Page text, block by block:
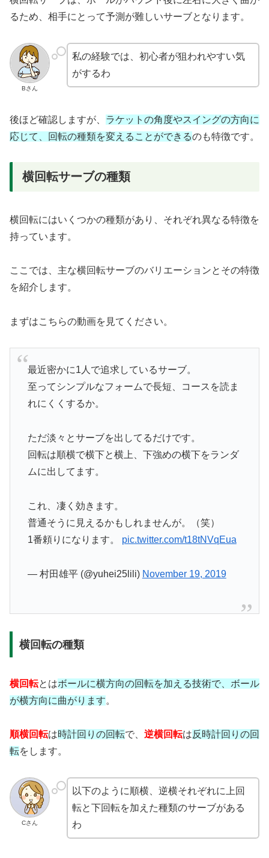
るため、相手にとって予測が難しいサーブとなります。
Bさん
私の経験では、初心者が狙われやすい気
がするわ
後ほど確認しますが、 ラケットの角度やスイングの方向に
応じて、回転の種類を変えることができるのも特徴です。
横回転サーブの種類
横回転にはいくつかの種類があり、それぞれ異なる特徴を
持っています。
ここでは、主な横回転サーブのバリエーションとその特徴
を紹介します。
まずはこちらの動画を見てください。
最近密かに1人で追求しているサーブ。
至ってシンプルなフォームで長短、コースを読ま
れにくくするか。
ただ淡々とサーブを出してるだけです。
回転は順横で横下と横上、下強めの横下をランダ
ムに出してます。
これ、凄く効きます。
普通そうに見えるかもしれませんが。（笑）
1番頼りになります。 pic.twitter.com/t18tNVqEua
— 村田雄平 (@yuhei25lili) November 19, 2019
横回転の種類
横回転とはボールに横方向の回転を加える技術で、ボール
が横方向に曲がります。
順横回転は時計回りの回転で、 逆横回転は反時計回りの回
転をします。
Cさん
以下のように順横、逆横それぞれに上回
転と下回転を加えた種類のサーブがある
わ